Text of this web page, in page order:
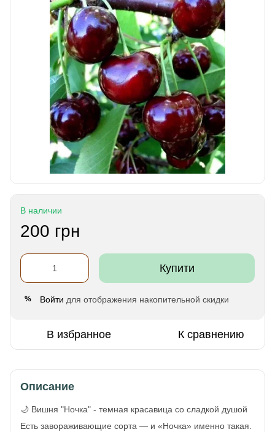
В наличии
200 грн
Купити
% Войти для отображения накопительной скидки
В избранное К сравнению
Описание
🌙 Вишня "Ночка" - темная красавица со сладкой душой
Есть завораживающие сорта — и «Ночка» именно такая.